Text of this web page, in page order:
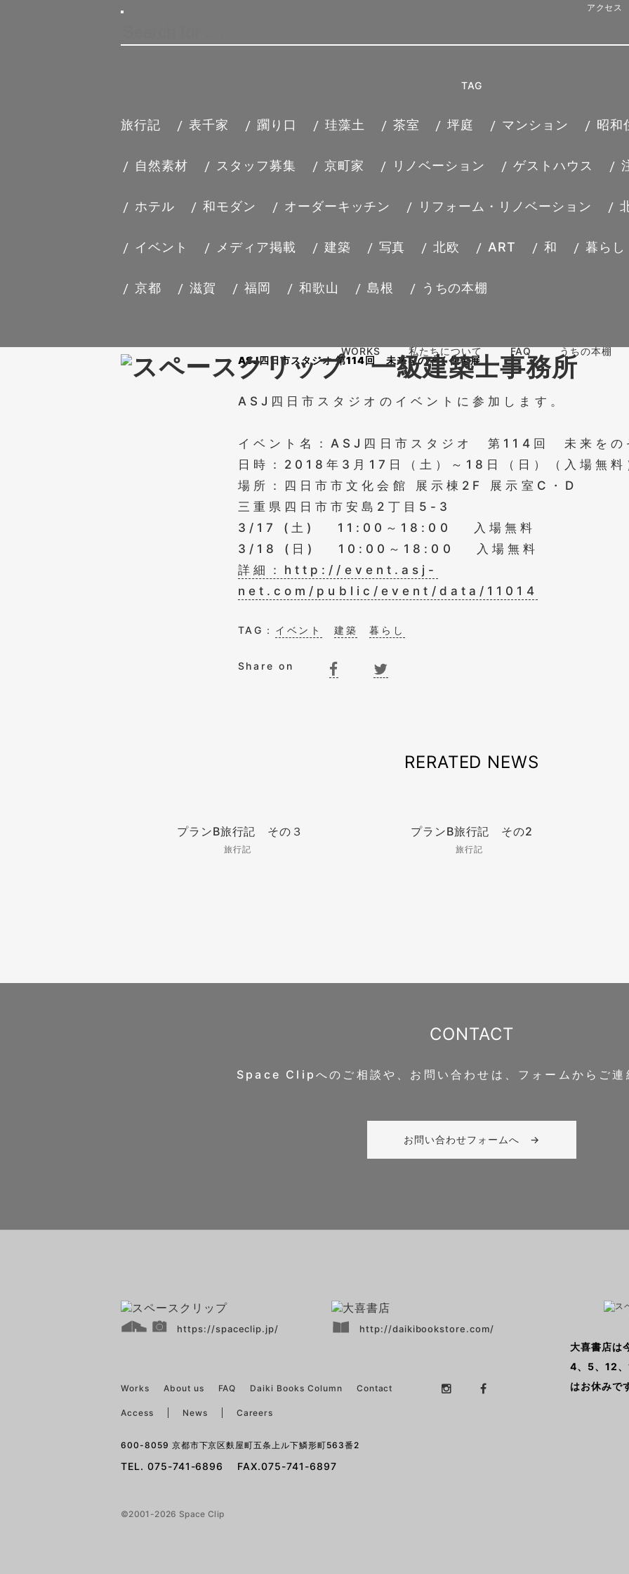
アクセス
TAG
旅行記 表千家 躙り口 珪藻土 茶室 坪庭 マンション 昭和
自然素材 スタッフ募集 京町家 リノベーション ゲストハウス
ホテル 和モダン オーダーキッチン リフォーム・リノベーション
イベント メディア掲載 建築 写真 北欧 ART 和 暮らし
京都 滋賀 福岡 和歌山 島根 うちの本棚
WORKS 私たちについて FAQ うちの本棚
ASJ 四日市スタジオ のイベントに
ASJ四日市スタジオ 第114回 未来をのぞく住宅展
ASJ四日市スタジオのイベントに参加します。
イベント名：ASJ四日市スタジオ 第114回 未来をの
日時：2018年3月17日（土）～18日（日）（入場無料
場所：四日市市文化会館 展示棟2F 展示室C・D
三重県四日市市安島2丁目5-3
3/17 (土) 11:00～18:00 入場無料
3/18 (日) 10:00～18:00 入場無料
詳細：http://event.asj-
net.com/public/event/data/11014
TAG： イベント 建築 暮らし
Share on
RERATED NEWS
プランB旅行記 その３
旅行記
プランB旅行記 その2
旅行記
CONTACT
Space Clipへのご相談や、お問い合わせは、フォームからご連
お問い合わせフォームへ →
https://spaceclip.jp/ http://daikibookstore.com/
Works About us FAQ Daiki Books Column Contact
Access News Careers
600-8059 京都市下京区麩屋町五条上ル下鱗形町563番2
TEL. 075-741-6896 FAX.075-741-6897
大喜書店は
4、5、12
はお休みで
©2001-2026 Space Clip